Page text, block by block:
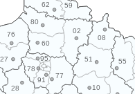
10
27
28
51 55
59
60
62
02
08
76
77
78
80
91
95